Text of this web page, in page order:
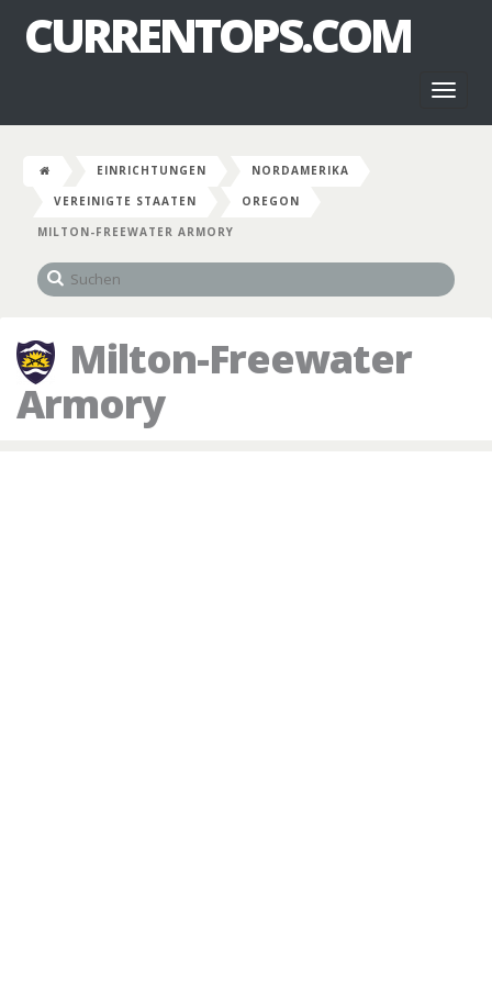
CURRENTOPS.COM
EINRICHTUNGEN
NORDAMERIKA
VEREINIGTE STAATEN
OREGON
MILTON-FREEWATER ARMORY
Milton-Freewater
Armory